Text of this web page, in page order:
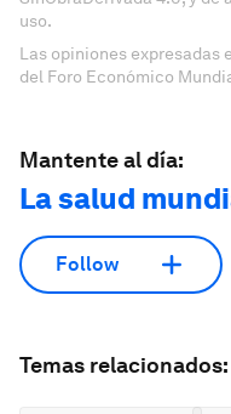
uso.
Las opiniones expresadas
del Foro Económico
Mantente al día:
La salud
Follow
Temas relacionados: